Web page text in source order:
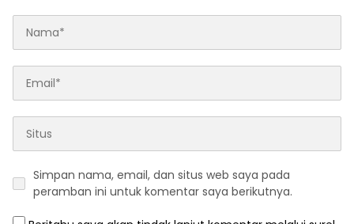
Simpan nama, email, dan situs web saya pada
peramban ini untuk komentar saya berikutnya.